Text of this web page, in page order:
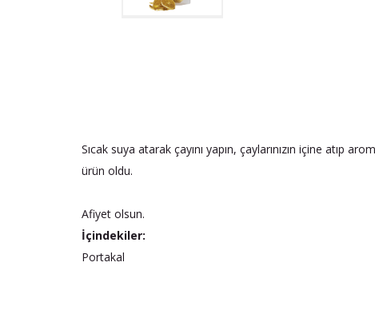
Sıcak suya atarak çayını yapın, çaylarınızın içine atıp
ürün oldu.
Afiyet olsun.
İçindekiler:
Portakal